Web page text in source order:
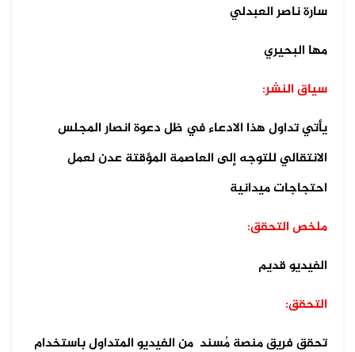
سارة ناصر العبدلي
مها البحيري
سياق النشر:
يأتي تداول هذا الادعاء في ظل دعوة انصار المجلس
الانتقالي للتوجه إلى العاصمة المؤقتة عدن لعمل
احتجاجات ميدانية
ملخص التحقق:
الفيديو قديم
التحقق:
تحقق فريق منصة مُسند من الفيديو المتداول باستخدام